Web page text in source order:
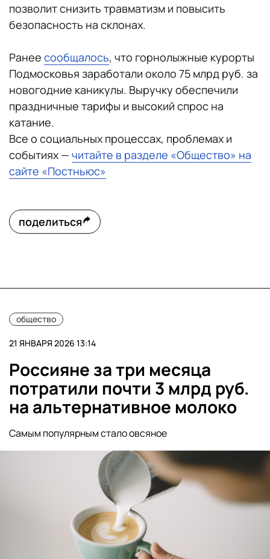
позволит снизить травматизм и повысить
безопасность на склонах.
Ранее сообщалось, что горнолыжные курорты
Подмосковья заработали около 75 млрд руб. за
новогодние каникулы. Выручку обеспечили
праздничные тарифы и высокий спрос на
катание.
Все о социальных процессах, проблемах и
событиях — читайте в разделе «Общество» на
сайте «Постньюс»
поделиться
общество
21 ЯНВАРЯ 2026 13:14
Россияне за три месяца
потратили почти 3 млрд руб.
на альтернативное молоко
Самым популярным стало овсяное